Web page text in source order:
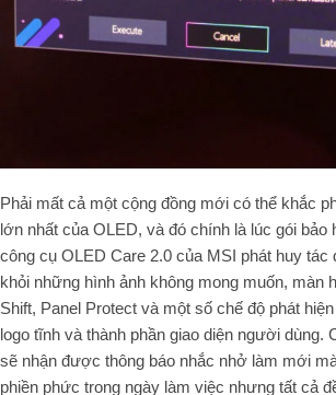
Phải mất cả một cộng đồng mới có thể khắc
lớn nhất của OLED, và đó chính là lúc gói bảo
công cụ OLED Care 2.0 của MSI phát huy tác
khỏi những hình ảnh không mong muốn, màn
Shift, Panel Protect và một số chế độ phát
logo tĩnh và thành phần giao diện người dùng.
sẽ nhận được thông báo nhắc nhở làm mới
phiền phức trong ngày làm việc nhưng tất cả